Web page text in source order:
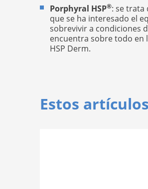
Porphyral HSP®: se trata
que se ha interesado el
sobrevivir a condiciones
encuentra sobre todo en
HSP Derm.
Estos